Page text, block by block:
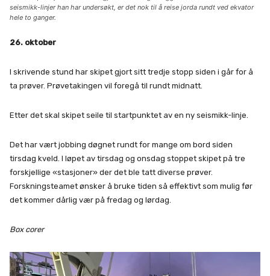
seismikk-linjer han har undersøkt, er det nok til å reise jorda rundt ved ekvator
hele to ganger.
26. oktober
I skrivende stund har skipet gjort sitt tredje stopp siden i går for å
ta prøver. Prøvetakingen vil foregå til rundt midnatt.
Etter det skal skipet seile til startpunktet av en ny seismikk-linje.
Det har vært jobbing døgnet rundt for mange om bord siden
tirsdag kveld. I løpet av tirsdag og onsdag stoppet skipet på tre
forskjellige «stasjoner» der det ble tatt diverse prøver.
Forskningsteamet ønsker å bruke tiden så effektivt som mulig før
det kommer dårlig vær på fredag og lørdag.
Box corer